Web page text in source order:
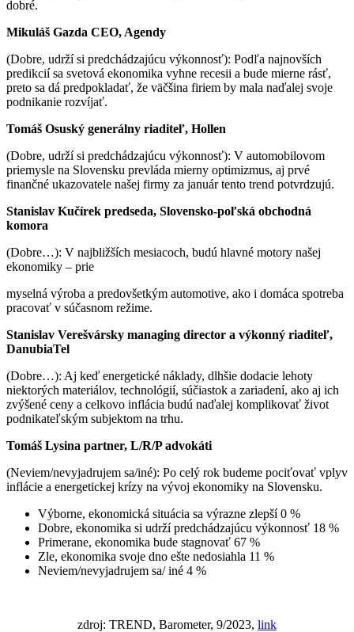
dobré.
Mikuláš Gazda CEO, Agendy
(Dobre, udrží si predchádzajúcu výkonnosť): Podľa najnovších
predikcií sa svetová ekonomika vyhne recesii a bude mierne rásť,
preto sa dá predpokladať, že väčšina firiem by mala naďalej svoje
podnikanie rozvíjať.
Tomáš Osuský generálny riaditeľ, Hollen
(Dobre, udrží si predchádzajúcu výkonnosť): V automobilovom
priemysle na Slovensku prevláda mierny optimizmus, aj prvé
finančné ukazovatele našej firmy za január tento trend potvrdzujú.
Stanislav Kučírek predseda, Slovensko-poľská obchodná
komora
(Dobre…): V najbližších mesiacoch, budú hlavné motory našej
ekonomiky – prie
myselná výroba a predovšetkým automotive, ako i domáca spotreba
pracovať v súčasnom režime.
Stanislav Verešvársky managing director a výkonný riaditeľ,
DanubiaTel
(Dobre…): Aj keď energetické náklady, dlhšie dodacie lehoty
niektorých materiálov, technológií, súčiastok a zariadení, ako aj ich
zvýšené ceny a celkovo inflácia budú naďalej komplikovať život
podnikateľským subjektom na trhu.
Tomáš Lysina partner, L/R/P advokáti
(Neviem/nevyjadrujem sa/iné): Po celý rok budeme pociťovať vplyv
inflácie a energetickej krízy na vývoj ekonomiky na Slovensku.
Výborne, ekonomická situácia sa výrazne zlepší 0 %
Dobre, ekonomika si udrží predchádzajúcu výkonnosť 18 %
Primerane, ekonomika bude stagnovať 67 %
Zle, ekonomika svoje dno ešte nedosiahla 11 %
Neviem/nevyjadrujem sa/ iné 4 %
zdroj: TREND, Barometer, 9/2023, link